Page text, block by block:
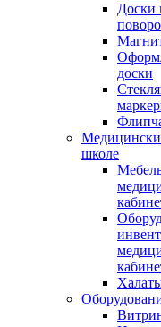
Доски
доски
школе